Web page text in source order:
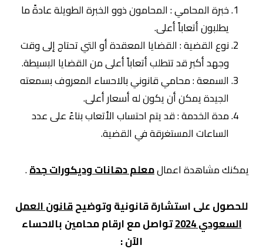
خبرة المحامي : المحامون ذوو الخبرة الطويلة عادةً ما
يطلبون أتعاباً أعلى.
نوع القضية : القضايا المعقدة أو التي تحتاج إلى وقت
وجهد أكبر قد تتطلب أتعاباً أعلى من القضايا البسيطة.
السمعة : محامي قانوني بالاحساء المعروف بسمعته
الجيدة يمكن أن يكون له أسعار أعلى.
مدة الخدمة : قد يتم احتساب الأتعاب بناءً على عدد
الساعات المستغرقة في القضية.
يمكنك مشاهدة اعمالمعلم دهانات وديكورات جدة.
للحصول على استشارة قانونية وتوضيحقانون العمل
السعودي 2024
تواصل مع ارقام محامين بالاحساء
الآن :